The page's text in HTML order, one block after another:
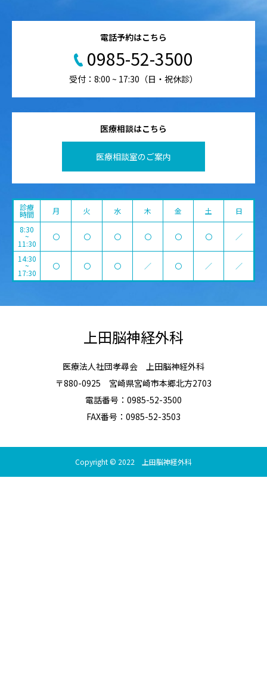
医療相談はこちら
医療相談室のご案内
電話予約はこちら
0985-52-3500
受付：8:00 ~ 17:30（日・祝休診）
診療
時間 月 火 水 木 金 土
日
8:30
~
11:30
〇 〇 〇 〇 〇 〇 ／
14:30
~
17:30
〇 〇 〇 ／ 〇 ／ ／
上田脳神経外科
医療法人社団孝尋会 上田脳神経外科
〒880-0925 宮崎県宮崎市本郷北方2703
電話番号：0985-52-3500
FAX番号：0985-52-3503
Copyright © 2022 上田脳神経外科